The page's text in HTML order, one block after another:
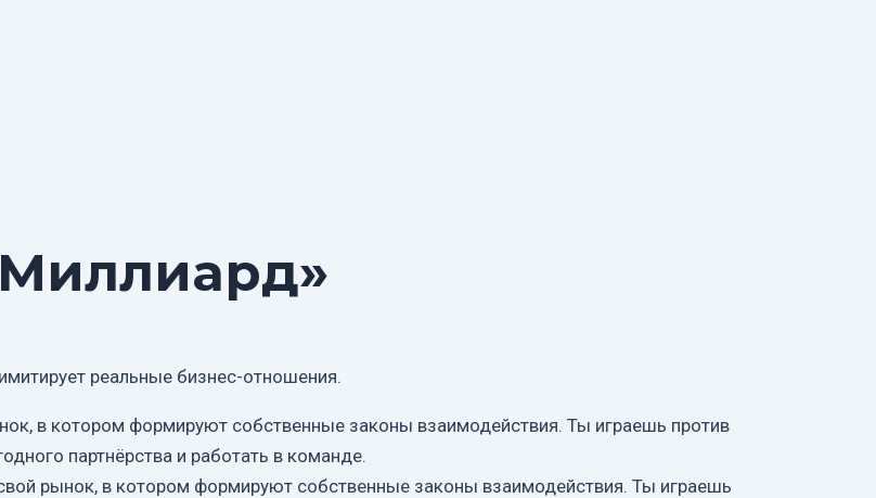
Миллиард»
реальные бизнес-отношения.
в котором формируют собственные законы взаимодействия. Ты играешь против
партнёрства и работать в команде.
рынок, в котором формируют собственные законы взаимодействия. Ты играешь